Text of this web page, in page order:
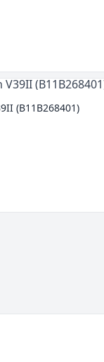
(B11B268401)